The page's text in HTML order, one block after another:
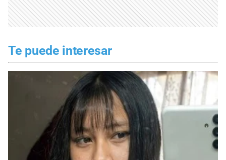
Te puede interesar